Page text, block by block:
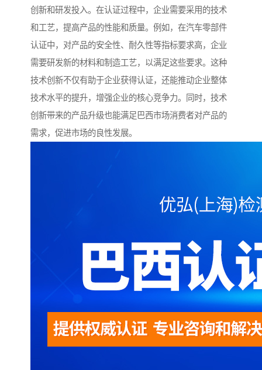
创新和研发投入。在认证过程中，企业需要采用的技术
和工艺，提高产品的性能和质量。例如，在汽车零部件
认证中，对产品的安全性、耐久性等指标要求高，企业
需要研发新的材料和制造工艺，以满足这些要求。这种
技术创新不仅有助于企业获得认证，还能推动企业整体
技术水平的提升，增强企业的核心竞争力。同时，技术
创新带来的产品升级也能满足巴西市场消费者对产品的
需求，促进市场的良性发展。